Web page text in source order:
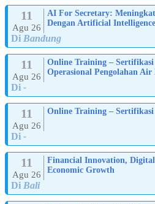
11
Agu 26
AI For Secretary:
Dengan Artificial Intelligence
Di Bandung
11
Agu 26
Online Training – Sertifikasi
Operasional Pengolahan
Di -
11
Agu 26
Online Training –
Di -
11
Agu 26
Financial Innovation,
Economic Growth
Di Bali